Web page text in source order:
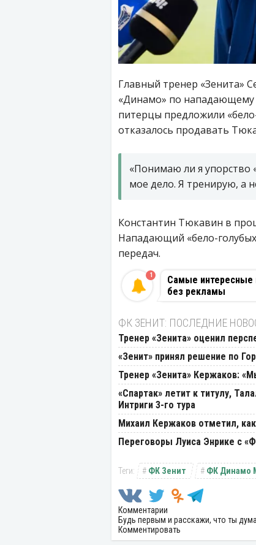
Главный тренер «Зенита»
«Динамо» по нападающему
питерцы предложили
отказалось продавать
«Понимаю ли я упорство
мое дело. Я тренирую, а
Константин Тюкавин в
Нападающий «бело-
передач.
Самые интересные
без рекламы
1
ФК ЗЕНИТ: ПОСЛЕДНИЕ
Тренер «Зенита» оценил
«Зенит» принял решение по
Тренер «Зенита» Кержаков:
«Спартак» летит к титулу,
Интриги 3-го тура
Михаил Кержаков отметил,
Переговоры Луиса Энрике с
ФК Зенит ФК Динамо
Комментарии
Будь первым и расскажи, что ты
Комментировать